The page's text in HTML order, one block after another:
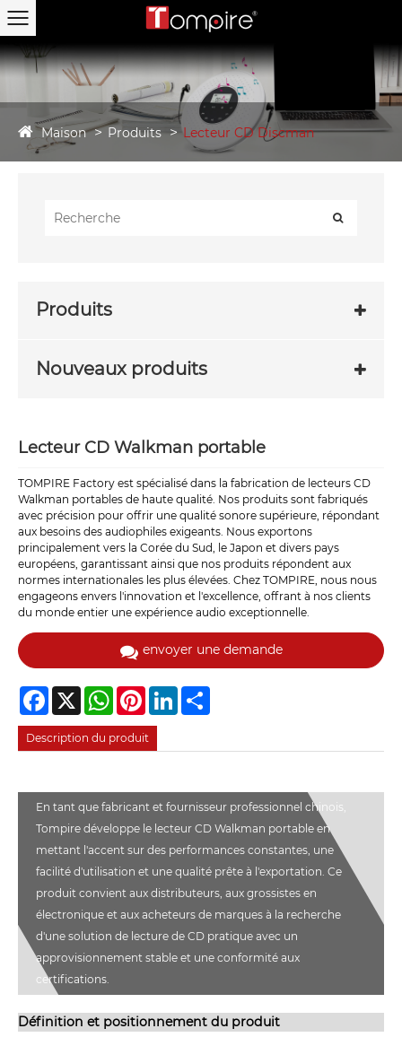
Maison Produits Lecteur CD Discman
Produits
Nouveaux produits
Lecteur CD Walkman portable
TOMPIRE Factory est spécialisé dans la fabrication de lecteurs CD
Walkman portables de haute qualité. Nos produits sont fabriqués
avec précision pour offrir une qualité sonore supérieure, répondant
aux besoins des audiophiles exigeants. Nous exportons
principalement vers la Corée du Sud, le Japon et divers pays
européens, garantissant ainsi que nos produits répondent aux
normes internationales les plus élevées. Chez TOMPIRE, nous nous
engageons envers l'innovation et l'excellence, offrant à nos clients
du monde entier une expérience audio exceptionnelle.
envoyer une demande
Facebook
X WhatsAppPinterestLinkedIn
Description du produit
En tant que fabricant et fournisseur professionnel chinois,
Tompire développe le lecteur CD Walkman portable en
mettant l'accent sur des performances constantes, une
facilité d'utilisation et une qualité prête à l'exportation. Ce
produit convient aux distributeurs, aux grossistes en
électronique et aux acheteurs de marques à la recherche
d'une solution de lecture de CD pratique avec un
approvisionnement stable et une conformité aux
certifications.
Définition et positionnement du produit